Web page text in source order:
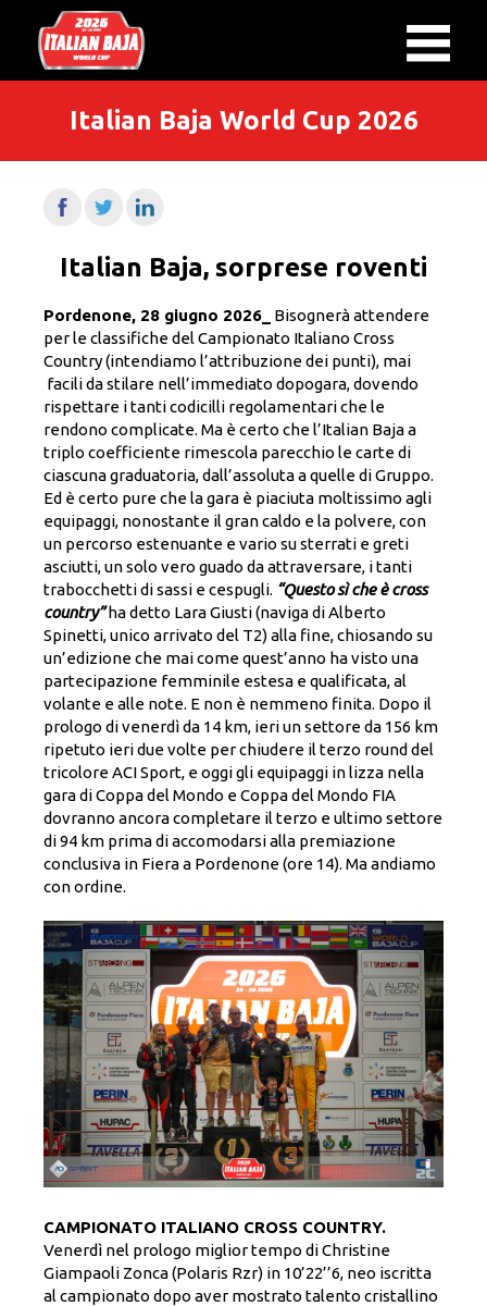
Italian Baja World Cup 2026
Italian Baja, sorprese roventi
Pordenone, 28 giugno 2026_
Bisognerà attendere
per le classifiche del Campionato Italiano Cross
Country (intendiamo l’attribuzione dei punti), mai
facili da stilare nell’immediato dopogara, dovendo
rispettare i tanti codicilli regolamentari che le
rendono complicate. Ma è certo che l’Italian Baja a
triplo coefficiente rimescola parecchio le carte di
ciascuna graduatoria, dall’assoluta a quelle di Gruppo.
Ed è certo pure che la gara è piaciuta moltissimo agli
equipaggi, nonostante il gran caldo e la polvere, con
un percorso estenuante e vario su sterrati e greti
asciutti, un solo vero guado da attraversare, i tanti
trabocchetti di sassi e cespugli. “Questo sì che è cross
country”ha detto Lara Giusti (naviga di Alberto
Spinetti, unico arrivato del T2) alla fine, chiosando su
un’edizione che mai come quest’anno ha visto una
partecipazione femminile estesa e qualificata, al
volante e alle note. E non è nemmeno finita. Dopo il
prologo di venerdì da 14 km, ieri un settore da 156 km
ripetuto ieri due volte per chiudere il terzo round del
tricolore ACI Sport, e oggi gli equipaggi in lizza nella
gara di Coppa del Mondo e Coppa del Mondo FIA
dovranno ancora completare il terzo e ultimo settore
di 94 km prima di accomodarsi alla premiazione
conclusiva in Fiera a Pordenone (ore 14). Ma andiamo
con ordine.
CAMPIONATO ITALIANO CROSS COUNTRY.
Venerdì nel prologo miglior tempo di Christine
Giampaoli Zonca (Polaris Rzr) in 10’22’’6, neo iscritta
al campionato dopo aver mostrato talento cristallino